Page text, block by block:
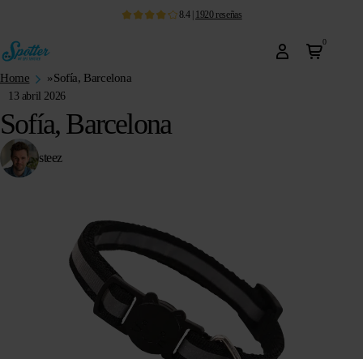
8.4| 1920 reseñas
0
Home »Sofía, Barcelona
13 abril 2026
Sofía, Barcelona
steez